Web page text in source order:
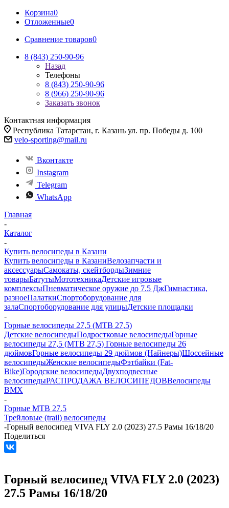
Корзина0
Отложенные0
Сравнение товаров0
8 (843) 250-90-96
Назад
Телефоны
8 (843) 250-90-96
8 (966) 250-90-96
Заказать звонок
Контактная информация
Республика Татарстан, г. Казань ул. пр. Победы д. 100
velo-sporting@mail.ru
Вконтакте
Instagram
Telegram
WhatsApp
Главная
-
Каталог
-
Купить велосипеды в Казани
Купить велосипеды в КазаниВелозапчасти и
аксессуарыСамокаты, скейтбордыЗимние
товарыБатутыМототехникаДетские игровые
комплексыПневматическое оружие до 7.5 ДжГимнастика,
разноеПалаткиСпортоборудование для
залаСпортоборудование для улицыДетские площадки
-
Горные велосипеды 27,5 (MTB 27,5)
Детские велосипедыПодростковые велосипедыГорные
велосипеды 27,5 (MTB 27,5) Горные велосипеды 26
дюймовГорные велосипеды 29 дюймов (Найнеры)Шоссейные
велосипедыЖенские велосипедыФэтбайки (Fat-
Bike)Городские велосипедыДвухподвесные
велосипедыРАСПРОДАЖА ВЕЛОСИПЕДОВВелосипеды
BMX
-
Горные MTB 27.5
Трейловые (trail) велосипеды
-Горный велосипед VIVA FLY 2.0 (2023) 27.5 Рамы 16/18/20
Поделиться
Горный велосипед VIVA FLY 2.0 (2023)
27.5 Рамы 16/18/20